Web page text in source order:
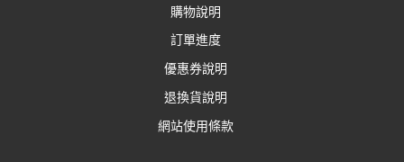
購物說明
訂單進度
優惠券說明
退換貨說明
網站使用條款